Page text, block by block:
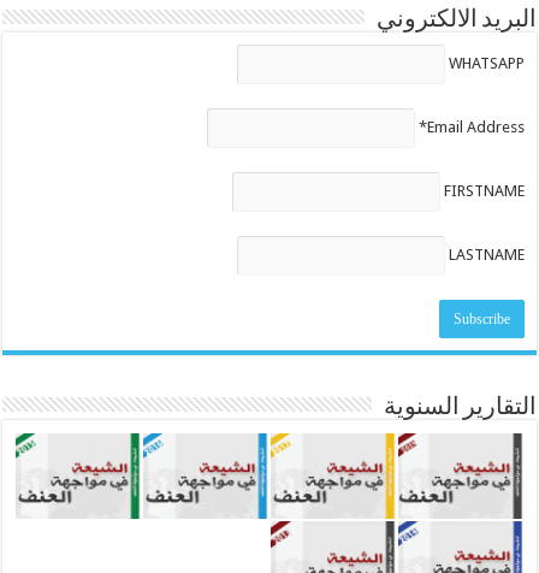
البريد الالكتروني
WHATSAPP
Email Address*
FIRSTNAME
LASTNAME
التقارير السنوية